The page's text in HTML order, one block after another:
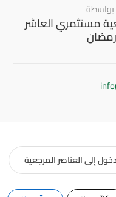
مستثمري العاشر
إلى العناصر المرجعية